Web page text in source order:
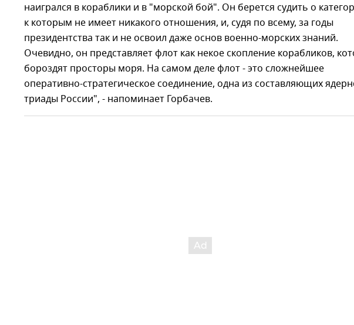
наигрался в кораблики и в "морской бой". Он берется судить о
к которым не имеет никакого отношения, и, судя по всему, за годы
президентства так и не освоил даже основ военно-морских знаний.
Очевидно, он представляет флот как некое скопление корабликов,
бороздят просторы моря. На самом деле флот - это сложнейшее
оперативно-стратегическое соединение, одна из составляющих
триады России", - напоминает Горбачев.